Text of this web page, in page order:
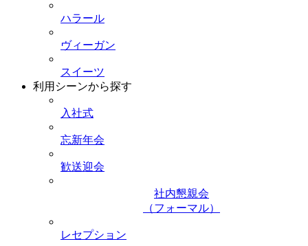
ハラール
ヴィーガン
スイーツ
利用シーンから探す
入社式
忘新年会
歓送迎会
社内懇親会
（フォーマル）
レセプション